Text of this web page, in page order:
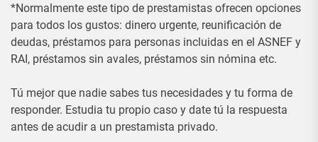
*Normalmente este tipo de prestamistas ofrecen opciones
para todos los gustos: dinero urgente, reunificación de
deudas, préstamos para personas incluidas en el ASNEF y
RAI, préstamos sin avales, préstamos sin nómina etc.
Tú mejor que nadie sabes tus necesidades y tu forma de
responder. Estudia tu propio caso y date tú la respuesta
antes de acudir a un prestamista privado.